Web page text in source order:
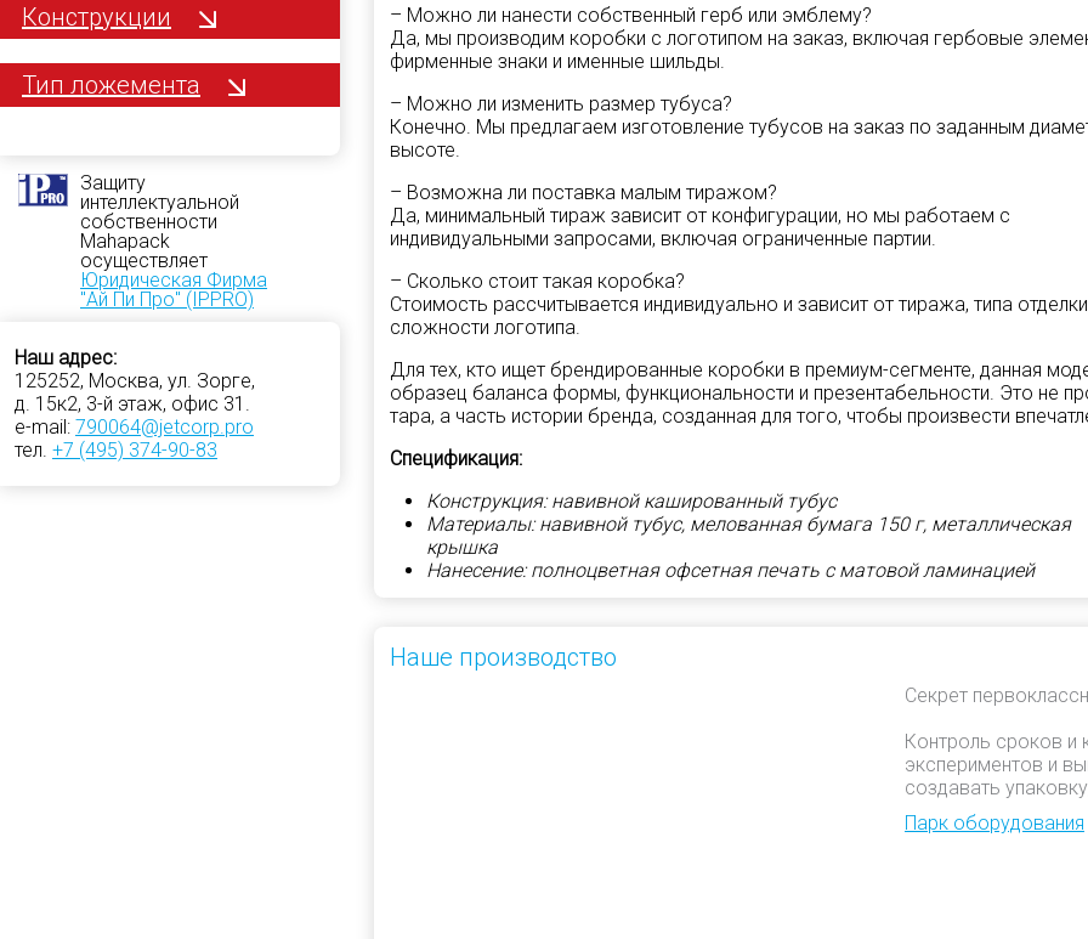
Конструкции
Тип ложемента
Защиту
интеллектуальной
собственности
Mahapack
осуществляет
Юридическая Фирма
"Ай Пи Про" (IPPRO)
Наш адрес:
125252, Москва, ул. Зорге,
д. 15к2, 3-й этаж, офис 31.
e-mail: 790064@jetcorp.pro
тел. +7 (495) 374-90-83
– Можно ли нанести собственный герб или эмблему?
Да, мы производим коробки с логотипом на заказ, включая гербовые
фирменные знаки и именные шильды.
– Можно ли изменить размер тубуса?
Конечно. Мы предлагаем изготовление тубусов на заказ по заданным
высоте.
– Возможна ли поставка малым тиражом?
Да, минимальный тираж зависит от конфигурации, но мы работаем с
индивидуальными запросами, включая ограниченные партии.
– Сколько стоит такая коробка?
Стоимость рассчитывается индивидуально и зависит от тиража, типа
сложности логотипа.
Для тех, кто ищет брендированные коробки в премиум-сегменте, данная
образец баланса формы, функциональности и презентабельности. Это не
тара, а часть истории бренда, созданная для того, чтобы произвести
Спецификация:
Конструкция: навивной кашированный тубус
Материалы: навивной тубус, мелованная бумага 150 г, металлическая
крышка
Нанесение: полноцветная офсетная печать с матовой ламинацией
Наше производство
Секрет
Контроль сроков и
экспериментов и
создавать
Парк оборудования